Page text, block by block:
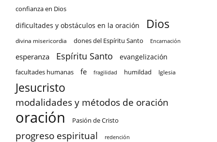
confianza en Dios
dificultades y obstáculos en la oración Dios
divina misericordia dones del Espíritu Santo Encarnación
esperanza Espíritu Santo evangelización
facultades humanas fe fragilidad humildad Iglesia
Jesucristo
modalidades y métodos de oración
oración Pasión de Cristo
progreso espiritual redención